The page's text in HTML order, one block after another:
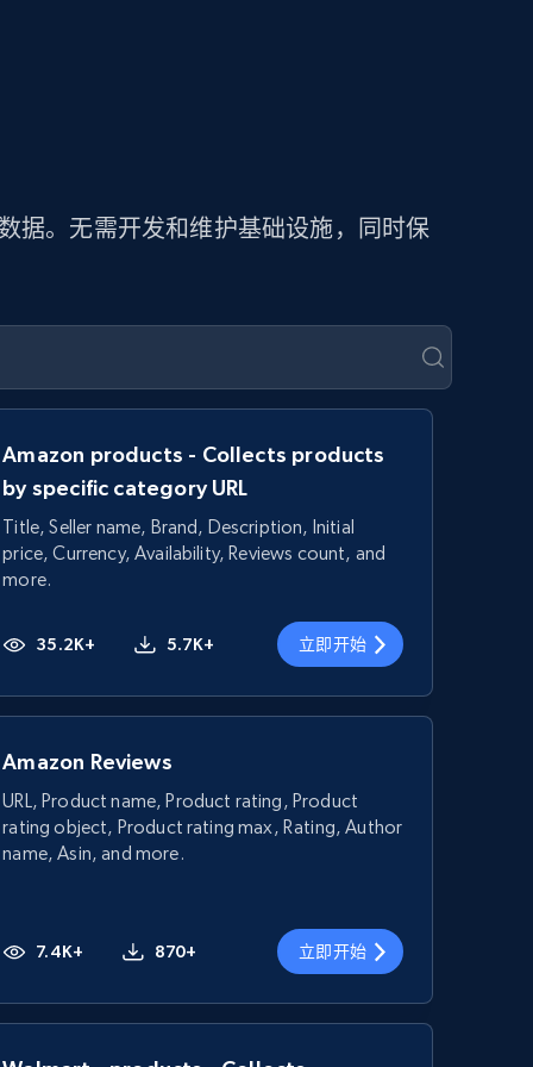
据。无需开发和维护基础设施，同时保
Amazon products - Collects products
by specific category URL
Title, Seller name, Brand, Description, Initial
price, Currency, Availability, Reviews count, and
more.
35.2K+ 5.7K+ 立即开始
Amazon Reviews
URL, Product name, Product rating, Product
rating object, Product rating max, Rating, Author
name, Asin, and more.
7.4K+ 870+ 立即开始